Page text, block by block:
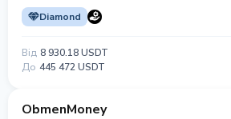
Diamond
Від 8 930.18 USDT
До 445 472 USDT
ObmenMoney